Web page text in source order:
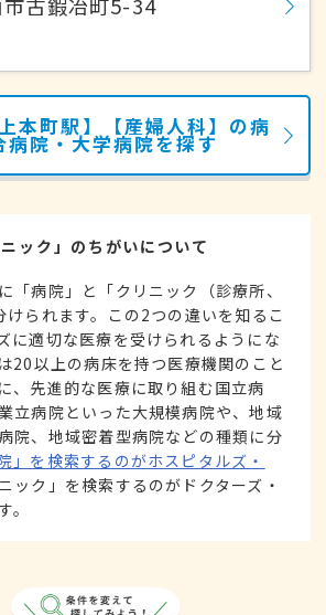
本町駅】【産婦人科】の病
病院・大学病院を探す
ック」のちがいについて
「病院」と「クリニック（診療所、
られます。この2つの違いを知るこ
に適切な医療を受けられるようにな
20以上の病床を持つ医療機関のこと
、先進的な医療に取り組む国立病
立病院といった大規模病院や、地域
院、地域密着型病院などの種類に分
院」を検索するのがホスピタルズ・
ック」を検索するのがドクターズ・
。